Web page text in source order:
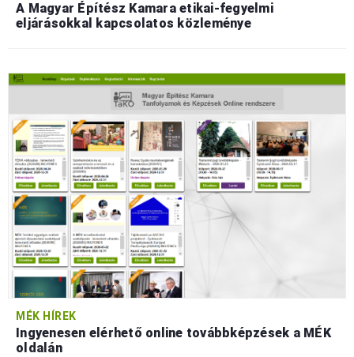
A Magyar Építész Kamara etikai-fegyelmi
eljárásokkal kapcsolatos közleménye
MÉK HÍREK
Ingyenesen elérhető online továbbképzések a MÉK
oldalán